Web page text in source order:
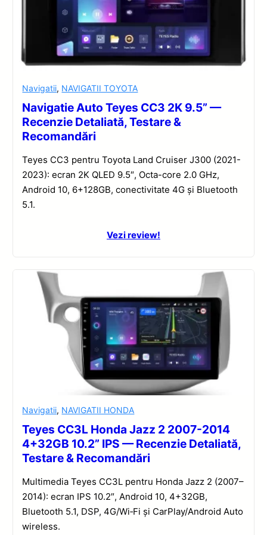
Navigatii, NAVIGATII TOYOTA
Navigatie Auto Teyes CC3 2K 9.5” —
Recenzie Detaliată, Testare &
Recomandări
Teyes CC3 pentru Toyota Land Cruiser J300 (2021-
2023): ecran 2K QLED 9.5″, Octa-core 2.0 GHz,
Android 10, 6+128GB, conectivitate 4G și Bluetooth
5.1.
Vezi review!
Navigatii, NAVIGATII HONDA
Teyes CC3L Honda Jazz 2 2007-2014
4+32GB 10.2” IPS — Recenzie Detaliată,
Testare & Recomandări
Multimedia Teyes CC3L pentru Honda Jazz 2 (2007–
2014): ecran IPS 10.2″, Android 10, 4+32GB,
Bluetooth 5.1, DSP, 4G/Wi‑Fi și CarPlay/Android Auto
wireless.